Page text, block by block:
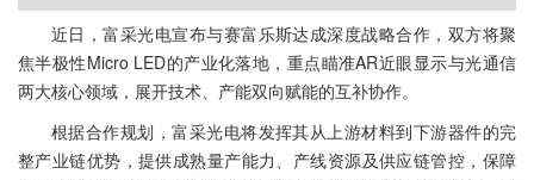
近日，富采光电宣布与赛富乐斯达成深度战略合作，双方将聚
焦半极性Micro LED的产业化落地，重点瞄准AR近眼显示与光通信
两大核心领域，展开技术、产能双向赋能的互补协作。
根据合作规划，富采光电将发挥其从上游材料到下游器件的完
整产业链优势，提供成熟量产能力、产线资源及供应链管控，保障